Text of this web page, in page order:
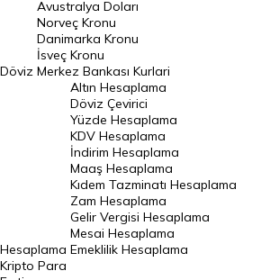
Danimarka Kronu Kuru
Kanada Doları Kuru
Norveç Kronu Kuru
İsveç Kronu Kuru
Japon Yeni Kuru
Serbest Piyasa Döviz Kurları
Merkez Bankası Döviz Kurları
Altın Fiyatları
Döviz
Avustralya Doları
Norveç Kronu
Danimarka Kronu
İsveç Kronu
Merkez Bankası Kurlari
Hesaplama
Altın Hesaplama
Döviz Çevirici
Yüzde Hesaplama
KDV Hesaplama
İndirim Hesaplama
Maaş Hesaplama
Kıdem Tazminatı Hesaplama
Zam Hesaplama
Gelir Vergisi Hesaplama
Mesai Hesaplama
Emeklilik Hesaplama
Kripto Para